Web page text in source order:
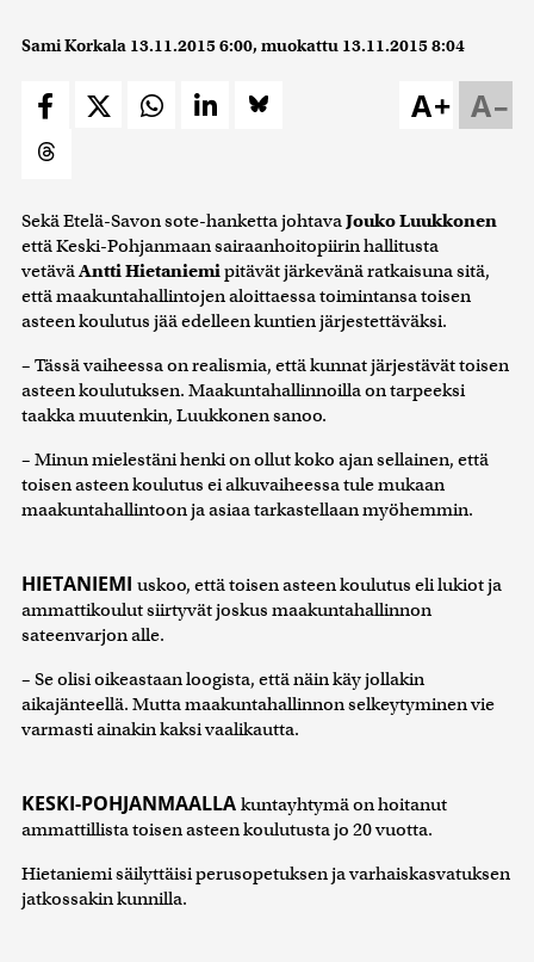
Sami Korkala 13.11.2015 6:00, muokattu 13.11.2015 8:04
A–
A+
Sekä Etelä-Savon sote-hanketta johtavaJouko Luukkonen
että Keski-Pohjanmaan sairaanhoitopiirin hallitusta
vetäväAntti Hietaniemipitävät järkevänä ratkaisuna sitä,
että maakuntahallintojen aloittaessa toimintansa toisen
asteen koulutus jää edelleen kuntien järjestettäväksi.
– Tässä vaiheessa on realismia, että kunnat järjestävät toisen
asteen koulutuksen. Maakuntahallinnoilla on tarpeeksi
taakka muutenkin, Luukkonen sanoo.
– Minun mielestäni henki on ollut koko ajan sellainen, että
toisen asteen koulutus ei alkuvaiheessa tule mukaan
maakuntahallintoon ja asiaa tarkastellaan myöhemmin.
HIETANIEMI uskoo, että toisen asteen koulutus eli lukiot ja
ammattikoulut siirtyvät joskus maakuntahallinnon
sateenvarjon alle.
– Se olisi oikeastaan loogista, että näin käy jollakin
aikajänteellä. Mutta maakuntahallinnon selkeytyminen vie
varmasti ainakin kaksi vaalikautta.
KESKI-POHJANMAALLA kuntayhtymä on hoitanut
ammattillista toisen asteen koulutusta jo 20 vuotta.
Hietaniemi säilyttäisi perusopetuksen ja varhaiskasvatuksen
jatkossakin kunnilla.